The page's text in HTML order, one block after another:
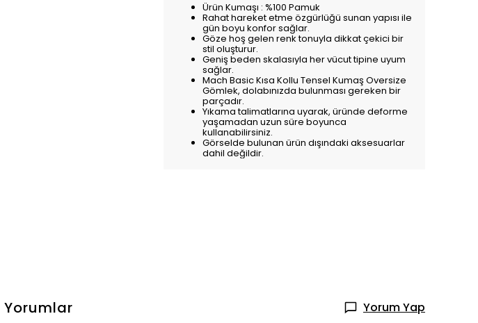
Ürün Kumaşı : %100 Pamuk
Rahat hareket etme özgürlüğü sunan yapısı ile
gün boyu konfor sağlar.
Göze hoş gelen renk tonuyla dikkat çekici bir
stil oluşturur.
Geniş beden skalasıyla her vücut tipine uyum
sağlar.
Mach Basic Kısa Kollu Tensel Kumaş Oversize
Gömlek, dolabınızda bulunması gereken bir
parçadır.
Yıkama talimatlarına uyarak, üründe deforme
yaşamadan uzun süre boyunca
kullanabilirsiniz.
Görselde bulunan ürün dışındaki aksesuarlar
dahil değildir.
Yorumlar Yorum Yap